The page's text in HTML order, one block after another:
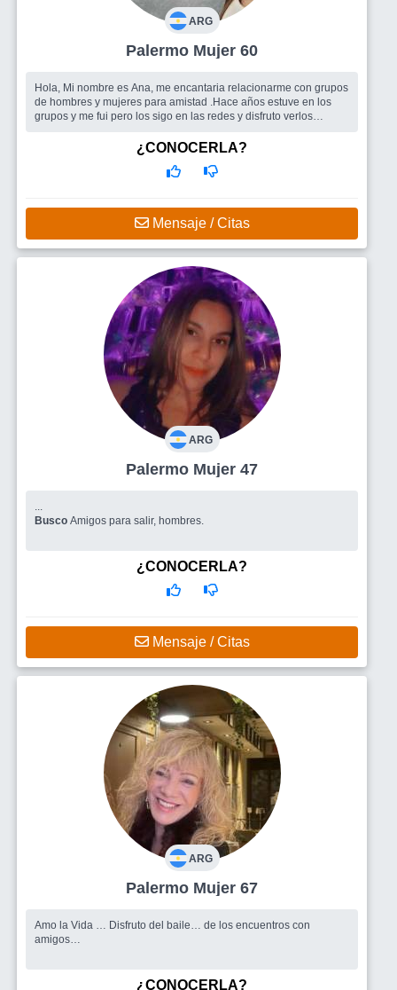
ARG
Palermo Mujer 60
Hola, Mi nombre es Ana, me encantaria relacionarme con grupos
de hombres y mujeres para amistad .Hace años estuve en los
grupos y me fui pero los sigo en las redes y disfruto verlos
Amigos/ Amigas y si hay valores compartidos una pareja.
¿CONOCERLA?
Mensaje / Citas
ARG
Palermo Mujer 47
...
Busco Amigos para salir, hombres.
¿CONOCERLA?
Mensaje / Citas
ARG
Palermo Mujer 67
Amo la Vida … Disfruto del baile… de los encuentros con
amigos…
¿CONOCERLA?